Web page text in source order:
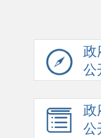
政
公
政
公